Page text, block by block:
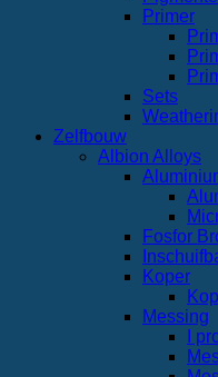
Primer
Sets
Zelfbouw
Albion Alloys
Fosfor
Koper
Messing
I